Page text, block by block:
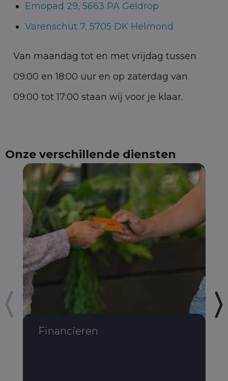
Emopad 29, 5663 PA Geldrop
Varenschut 7, 5705 DK Helmond
Van maandag tot en met vrijdag tussen
09:00 en 18:00 uur en op zaterdag van
09:00 tot 17:00 staan wij voor je klaar.
Onze verschillende diensten
Financieren